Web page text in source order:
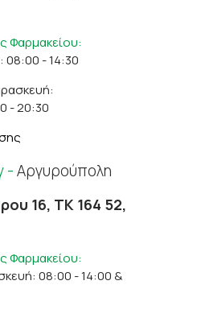
Φαρμακείου:
08:00 - 14:30
- 20:30
-Αργυρούπολη
16, ΤΚ 164 52,
Φαρμακείου:
08:00 - 14:00 &